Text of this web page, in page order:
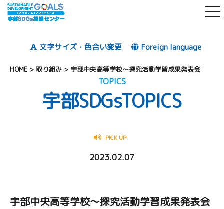
文字サイズ・色合い変更 Foreign language
HOME > 取り組み > 宇部中央高等学校～探究活動学習成果発表会
TOPICS
宇部SDGsTOPICS
PICK UP
2023.02.07
宇部中央高等学校～探究活動学習成果発表会
t
o